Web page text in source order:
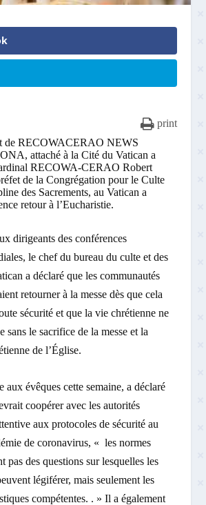
print
de RECOWACERAO NEWS
attaché à la Cité du Vatican a
RECOWA-CERAO Robert
de la Congrégation pour le Culte
des Sacrements, au Vatican a
retour à l’Eucharistie.
dirigeants des conférences
le chef du bureau du culte et des
a déclaré que les communautés
retourner à la messe dès que cela
sécurité et que la vie chrétienne ne
sans le sacrifice de la messe et la
de l’Église.
aux évêques cette semaine, a déclaré
coopérer avec les autorités
aux protocoles de sécurité au
de coronavirus, « les normes
pas des questions sur lesquelles les
légiférer, mais seulement les
compétentes. . » Il a également